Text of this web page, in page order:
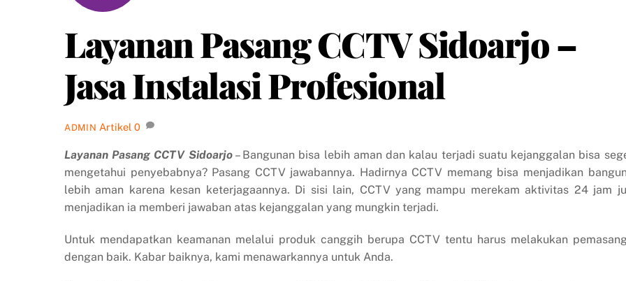
Layanan Pasang CCTV Sidoarjo –
Jasa Instalasi Profesional
ADMIN Artikel 0
Layanan Pasang CCTV Sidoarjo– Bangunan bisa lebih aman dan kalau terjadi suatu kejanggalan bisa
mengetahui penyebabnya? Pasang CCTV jawabannya. Hadirnya CCTV memang bisa menjadikan
lebih aman karena kesan keterjagaannya. Di sisi lain, CCTV yang mampu merekam aktivitas 24 jam
menjadikan ia memberi jawaban atas kejanggalan yang mungkin terjadi.
Untuk mendapatkan keamanan melalui produk canggih berupa CCTV tentu harus melakukan
dengan baik. Kabar baiknya, kami menawarkannya untuk Anda.